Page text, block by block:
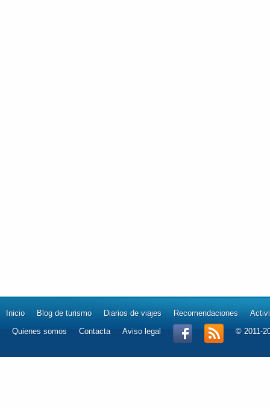
Inicio Blog de turismo Diarios de viajes Recomendaciones
Quienes somos
Contacta Aviso legal © 2011-